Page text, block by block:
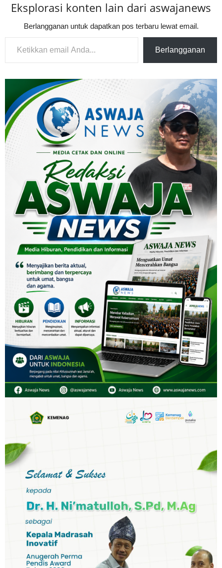
Eksplorasi konten lain dari aswajanews
Berlangganan untuk dapatkan pos terbaru lewat email.
Ketikkan email Anda...
Berlangganan